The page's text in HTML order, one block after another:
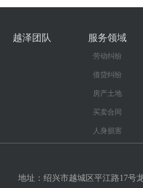
地址：绍兴市越城区平江路17
越泽团队 服务领域
劳动纠纷
借贷纠纷
房产土地
买卖合同
人身损害